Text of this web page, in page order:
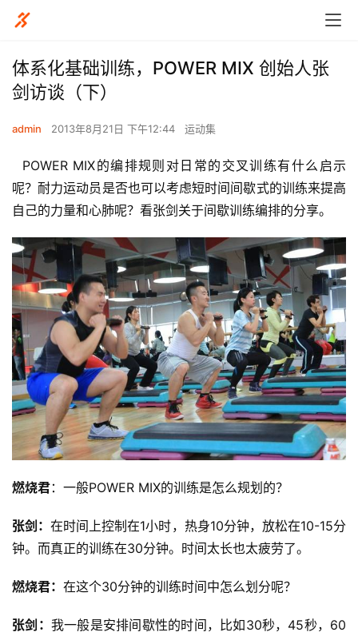
体系化基础训练，POWER MIX 创始人张
剑访谈（下）
admin 2013年8月21日 下午12:44 运动集
呢？耐力运动员是否也可以考虑短时间间歇式的训练来提高
自己的力量和心肺呢？看张剑关于间歇训练编排的分享。
燃烧君：一般POWER MIX的训练是怎么规划的？
张剑：在时间上控制在1小时，热身10分钟，放松在10-15分
钟。而真正的训练在30分钟。时间太长也太疲劳了。
燃烧君： 在这个30分钟的训练时间中怎么划分呢？
张剑： 我一般是安排间歇性的时间，比如30秒，45秒，60